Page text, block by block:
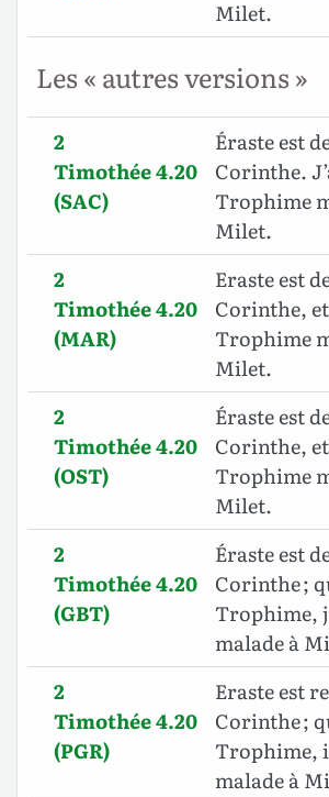
Milet.
Les « autres versions »
2
Timothée 4.20
(SAC)
Éraste est
Corinthe.
Trophime
Milet.
2
Timothée 4.20
(MAR)
Eraste est
Corinthe,
Trophime
Milet.
2
Timothée 4.20
(OST)
Éraste est
Corinthe,
Trophime
Milet.
2
Timothée 4.20
(GBT)
Éraste est
Corinthe ;
Trophime,
malade à
2
Timothée 4.20
(PGR)
Eraste est
Corinthe ;
Trophime,
malade à